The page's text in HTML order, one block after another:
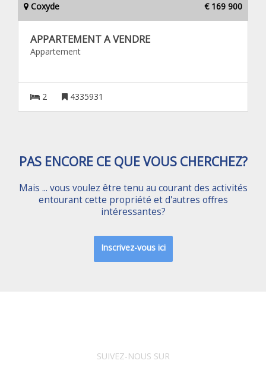
Coxyde € 169 900
APPARTEMENT A VENDRE
Appartement
2 4335931
PAS ENCORE CE QUE VOUS CHERCHEZ?
Mais ... vous voulez être tenu au courant des activités
entourant cette propriété et d'autres offres
intéressantes?
Inscrivez-vous ici
SUIVEZ-NOUS SUR